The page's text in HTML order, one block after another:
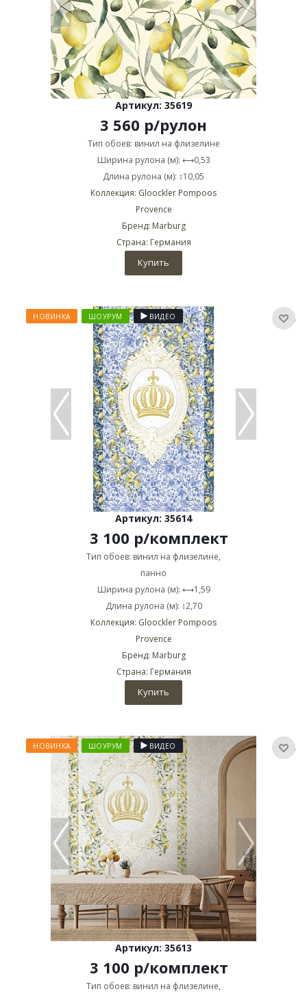
Артикул: 35619
3 560 р/рулон
Тип обоев: винил на флизелине
Ширина рулона (м): ⟷0,53
Длина рулона (м): ↕10,05
Коллекция: Gloockler Pompoos
Provence
Бренд: Marburg
Страна: Германия
Купить
НОВИНКА ШОУРУМ ВИДЕО
Артикул: 35614
3 100 р/комплект
Тип обоев: винил на флизелине,
панно
Ширина рулона (м): ⟷1,59
Длина рулона (м): ↕2,70
Коллекция: Gloockler Pompoos
Provence
Бренд: Marburg
Страна: Германия
Купить
НОВИНКА ШОУРУМ ВИДЕО
Артикул: 35613
3 100 р/комплект
Тип обоев: винил на флизелине,